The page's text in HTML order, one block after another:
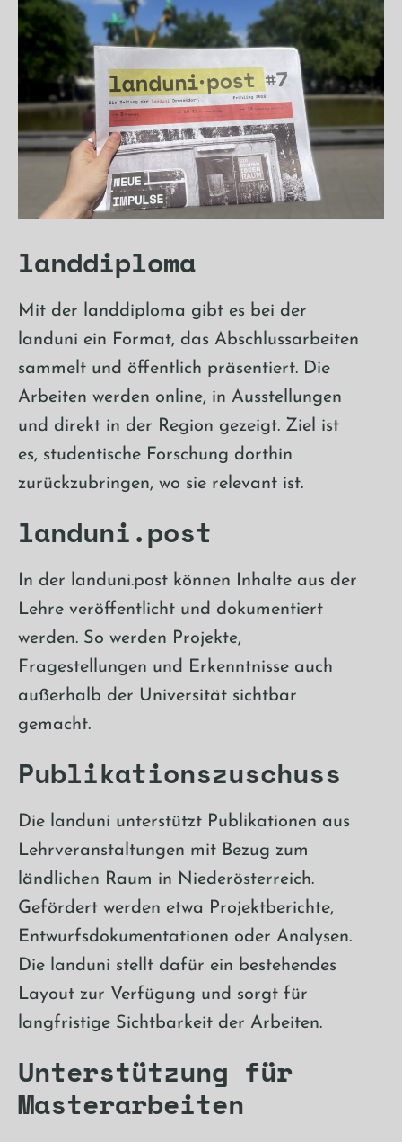
landdiploma
Mit der landdiploma gibt es bei der
landuni ein Format, das Abschlussarbeiten
sammelt und öffentlich präsentiert. Die
Arbeiten werden online, in Ausstellungen
und direkt in der Region gezeigt. Ziel ist
es, studentische Forschung dorthin
zurückzubringen, wo sie relevant ist.
landuni.post
In der landuni.post können Inhalte aus der
Lehre veröffentlicht und dokumentiert
werden. So werden Projekte,
Fragestellungen und Erkenntnisse auch
außerhalb der Universität sichtbar
gemacht.
Publikationszuschuss
Die landuni unterstützt Publikationen aus
Lehrveranstaltungen mit Bezug zum
ländlichen Raum in Niederösterreich.
Gefördert werden etwa Projektberichte,
Entwurfsdokumentationen oder Analysen.
Die landuni stellt dafür ein bestehendes
Layout zur Verfügung und sorgt für
langfristige Sichtbarkeit der Arbeiten.
Unterstützung für
Masterarbeiten